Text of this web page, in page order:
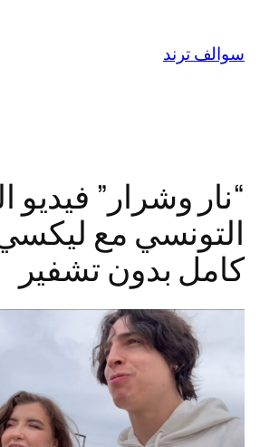
المحتوى
سوالف ترند
“نار وشرار”
كامل بدون تشفير